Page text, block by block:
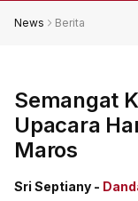
News Berita
Semangat
Upacara
Maros
Sri Septiany -